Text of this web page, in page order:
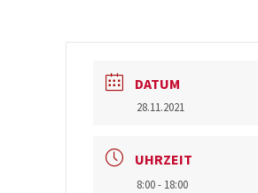
DATUM
28.11.2021
UHRZEIT
8:00 - 18:00